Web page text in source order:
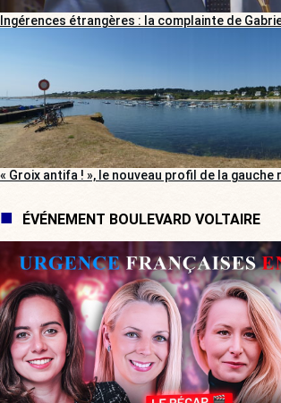
Ingérences étrangères : la complainte de
« Groix antifa ! », le nouveau profil de la gauche
ÉVÉNEMENT BOULEVARD VOLTAIRE